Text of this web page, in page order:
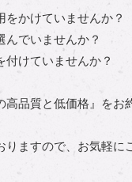
をかけていませんか？
んでいませんか？
付けていませんか？
品質と低価格』をお
ますので、お気軽に